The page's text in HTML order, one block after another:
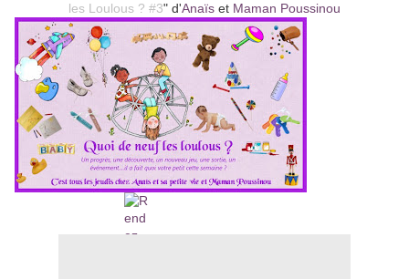
les Loulous ? #3" d'Anaïs et Maman Poussinou